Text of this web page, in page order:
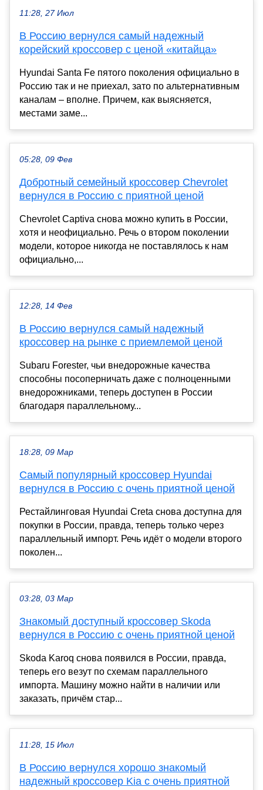
11:28, 27 Июл
В Россию вернулся самый надежный
корейский кроссовер с ценой «китайца»
Hyundai Santa Fe пятого поколения официально в
Россию так и не приехал, зато по альтернативным
каналам – вполне. Причем, как выясняется,
местами заме...
05:28, 09 Фев
Добротный семейный кроссовер Chevrolet
вернулся в Россию с приятной ценой
Chevrolet Captiva снова можно купить в России,
хотя и неофициально. Речь о втором поколении
модели, которое никогда не поставлялось к нам
официально,...
12:28, 14 Фев
В Россию вернулся самый надежный
кроссовер на рынке с приемлемой ценой
Subaru Forester, чьи внедорожные качества
способны посоперничать даже с полноценными
внедорожниками, теперь доступен в России
благодаря параллельному...
18:28, 09 Мар
Самый популярный кроссовер Hyundai
вернулся в Россию с очень приятной ценой
Рестайлинговая Hyundai Creta снова доступна для
покупки в России, правда, теперь только через
параллельный импорт. Речь идёт о модели второго
поколен...
03:28, 03 Мар
Знакомый доступный кроссовер Skoda
вернулся в Россию с очень приятной ценой
Skoda Karoq снова появился в России, правда,
теперь его везут по схемам параллельного
импорта. Машину можно найти в наличии или
заказать, причём стар...
11:28, 15 Июл
В Россию вернулся хорошо знакомый
надежный кроссовер Kia с очень приятной